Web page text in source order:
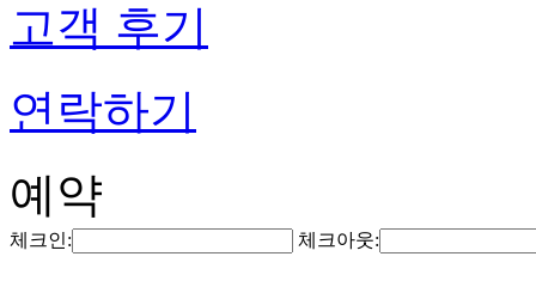
고객 후기
연락하기
예약
체크인: 체크아웃: